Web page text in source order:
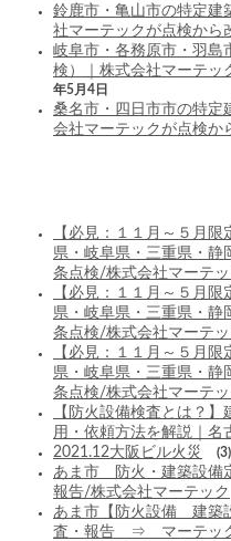
鈴鹿市・亀山市の特定建
社マーテックが点検から
岐阜市・各務原市・羽島
検）｜株式会社マーテッ
年5月4日
桑名市・四日市市の特定
会社マーテックが点検か
【必見：１１月～５月
県・岐阜県・三重県・静
条点検/株式会社マーテッ
【必見：１１月～５月
県・岐阜県・三重県・静
条点検/株式会社マーテッ
【必見：１１月～５月
県・岐阜県・三重県・静
条点検/株式会社マーテッ
【防火設備検査とは？
用・依頼方法を解説｜名
2021.12大阪ビル火災 (3)
あま市 防火・建築設備
報告/株式会社マーテック
あま市【防火設備 建築
査・報告 ⇒ マーテッ